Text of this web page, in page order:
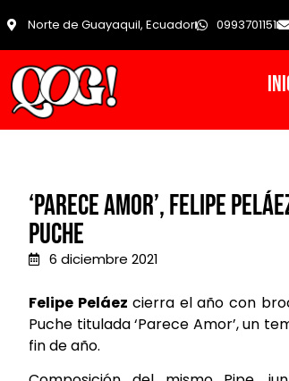
Norte de Guayaquil, Ecuador 0993701151
‘Parece Amor’, Felipe
Puche
6 diciembre 2021
Felipe Peláez cierra el año con
Puche titulada ‘Parece Amor’, un
fin de año.